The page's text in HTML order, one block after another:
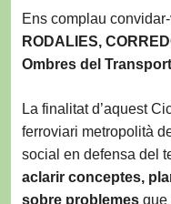
Ens complau convidar-
RODALIES,
Ombres del
La finalitat d’aquest
ferroviari metropolità
social en defensa del
aclarir conceptes,
sobre problemes que